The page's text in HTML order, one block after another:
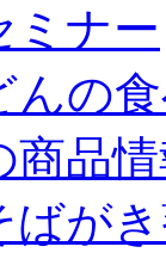
ミナー
んの
商品
ばが